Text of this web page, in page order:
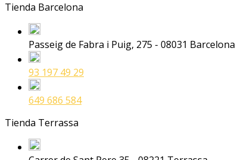
Tienda Barcelona
Passeig de Fabra i Puig, 275 - 08031 Barcelona
93 197 49 29
649 686 584
Tienda Terrassa